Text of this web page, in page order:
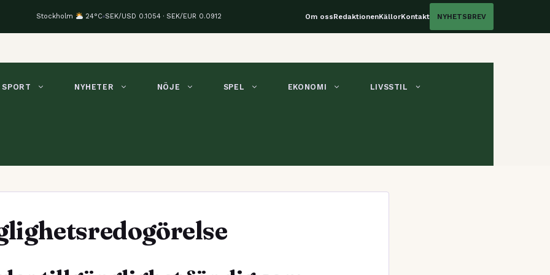
Stockholm 24°C SEK/USD 0.1054 · SEK/EUR 0.0912 Om ossRedaktionenKällorKontakt NYHETSBREV
SPORT NYHETER NÖJE SPEL EKONOMI LIVSSTIL